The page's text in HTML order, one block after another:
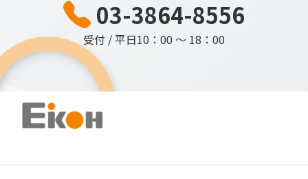
03-3864-8556
受付 / 平日10：00 ～ 18：00